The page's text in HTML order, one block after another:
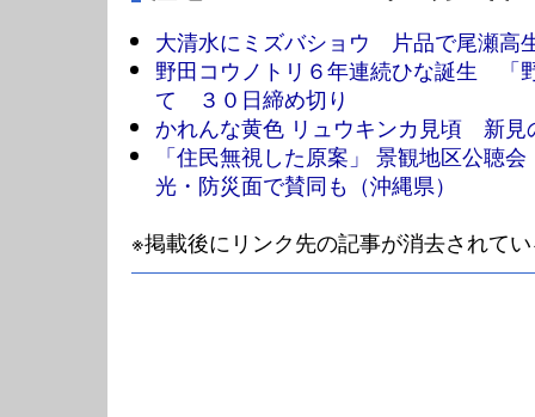
大清水にミズバショウ 片品で尾瀬高
野田コウノトリ６年連続ひな誕生 「
て ３０日締め切り
かれんな黄色 リュウキンカ見頃 新見
「住民無視した原案」 景観地区公
光・防災面で賛同も（沖縄県）
※掲載後にリンク先の記事が消去されて